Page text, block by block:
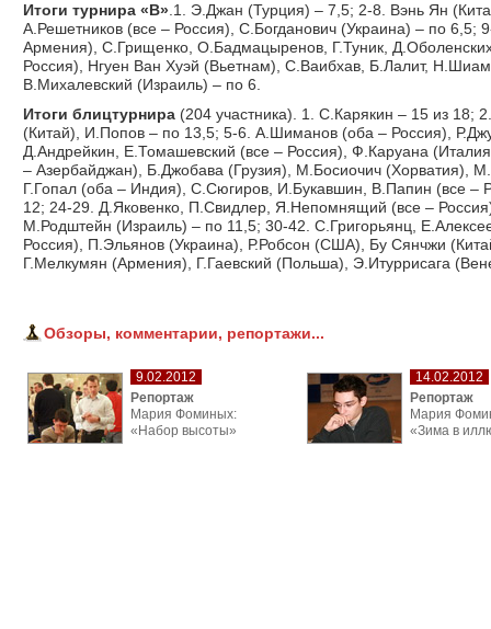
Итоги турнира «В» .1. Э.Джан (Турция) – 7,5; 2-8. Вэнь Ян
А.Решетников (все – Россия), С.Богданович (Украина) – по
Армения), С.Грищенко, О.Бадмацыренов, Г.Туник,
Россия), Нгуен Ван Хуэй (Вьетнам), С.Ваибхав, Б.Лалит,
В.Михалевский (Израиль) – по 6.
Итоги блицтурнира (204 участника). 1. С.Карякин – 15 из
(Китай), И.Попов – по 13,5; 5-6. А.Шиманов (оба – Россия),
Д.Андрейкин, Е.Томашевский (все – Россия), Ф.Каруана
– Азербайджан), Б.Джобава (Грузия), М.Босиочич (Хорватия),
Г.Гопал (оба – Индия), С.Сюгиров, И.Букавшин, В.Папин (все –
12; 24-29. Д.Яковенко, П.Свидлер, Я.Непомнящий (все –
М.Родштейн (Израиль) – по 11,5; 30-42. С.Григорьянц,
Россия), П.Эльянов (Украина), Р.Робсон (США), Бу Сянчжи
Г.Мелкумян (Армения), Г.Гаевский (Польша), Э.Итуррисага
Обзоры, комментарии, репортажи...
9.02.2012
Репортаж
Мария Фоминых:
«Набор высоты»
14.02.2012
Репортаж
Мария
«Зима в